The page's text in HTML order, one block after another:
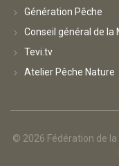
Génération Pêche
Conseil général de la
Tevi.tv
Atelier Pêche Nature
© 2026 Fédération de